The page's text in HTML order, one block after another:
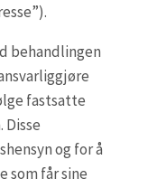
behandlingen
fastsatte
og for å
som får sine